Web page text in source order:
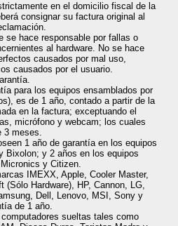
en el domicilio fiscal de la
consignar su factura original al
se hace responsable por fallas o
al hardware. No se hace
causados por mal uso,
causados por el usuario.
para los equipos ensamblados por
es de 1 año, contado a partir de la
en la factura; exceptuando el
micrófono y webcam; los cuales
3 meses.
1 año de garantía en los equipos
Bixolon; y 2 años en los equipos
y Citizen.
IMEXX, Apple, Cooler Master,
(Sólo Hardware), HP, Cannon, LG,
Dell, Lenovo, MSI, Sony y
de 1 año.
sueltas tales como